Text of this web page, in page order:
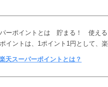
ーポイントとは 貯まる！ 使え
イントは、1ポイント1円として、
天スーパーポイントとは？